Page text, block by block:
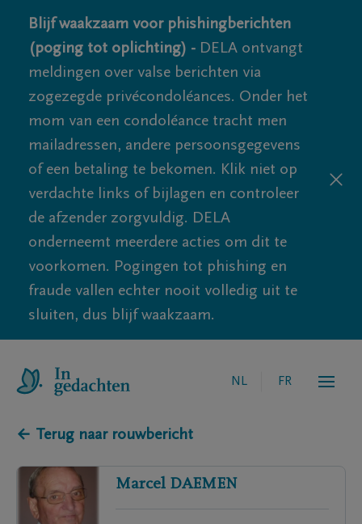
Blijf waakzaam voor phishingberichten
(poging tot oplichting) - DELA ontvangt
meldingen over valse berichten via
zogezegde privécondoléances. Onder het
mom van een condoléance tracht men
mailadressen, andere persoonsgegevens
of een betaling te bekomen. Klik niet op
verdachte links of bijlagen en controleer
de afzender zorgvuldig. DELA
onderneemt meerdere acties om dit te
voorkomen. Pogingen tot phishing en
fraude vallen echter nooit volledig uit te
sluiten, dus blijf waakzaam.
NL FR
← Terug naar rouwbericht
Marcel DAEMEN